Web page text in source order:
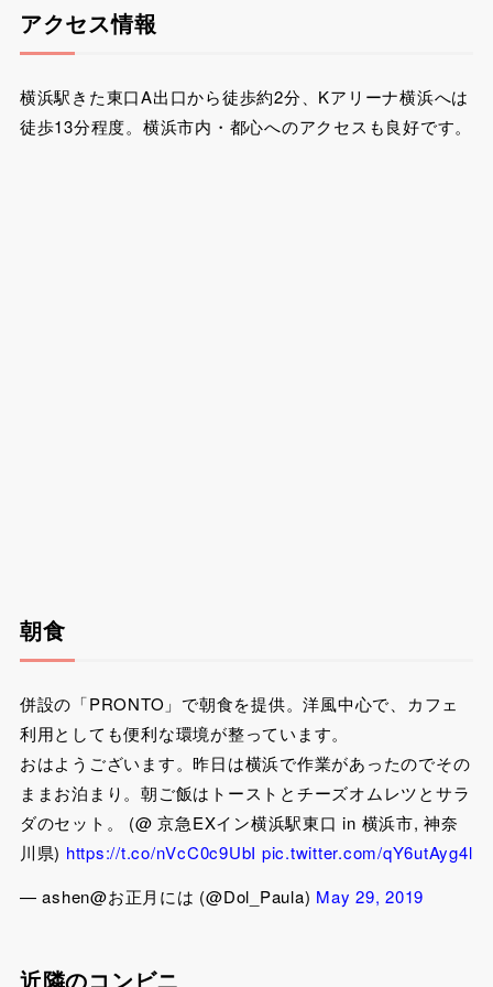
アクセス情報
横浜駅きた東口A出口から徒歩約2分、Kアリーナ横浜へは
徒歩13分程度。横浜市内・都心へのアクセスも良好です。
朝食
併設の「PRONTO」で朝食を提供。洋風中心で、カフェ
利用としても便利な環境が整っています。
おはようございます。昨日は横浜で作業があったのでその
ままお泊まり。朝ご飯はトーストとチーズオムレツとサラ
ダのセット。 (@ 京急EXイン横浜駅東口 in 横浜市, 神奈
川県) https://t.co/nVcC0c9UbI pic.twitter.com/qY6utAyg4l
— ashen@お正月には (@Dol_Paula) May 29, 2019
近隣のコンビニ